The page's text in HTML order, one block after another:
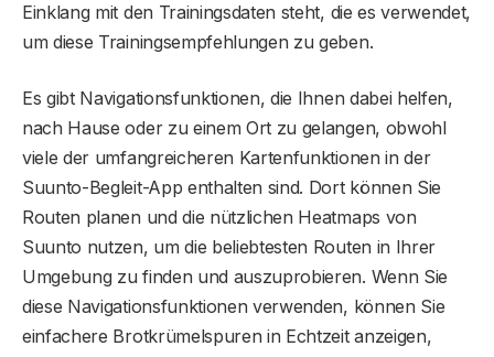
Einklang mit den Trainingsdaten steht, die es verwendet,
um diese Trainingsempfehlungen zu geben.
Es gibt Navigationsfunktionen, die Ihnen dabei helfen,
nach Hause oder zu einem Ort zu gelangen, obwohl
viele der umfangreicheren Kartenfunktionen in der
Suunto-Begleit-App enthalten sind. Dort können Sie
Routen planen und die nützlichen Heatmaps von
Suunto nutzen, um die beliebtesten Routen in Ihrer
Umgebung zu finden und auszuprobieren. Wenn Sie
diese Navigationsfunktionen verwenden, können Sie
einfachere Brotkrümelspuren in Echtzeit anzeigen,